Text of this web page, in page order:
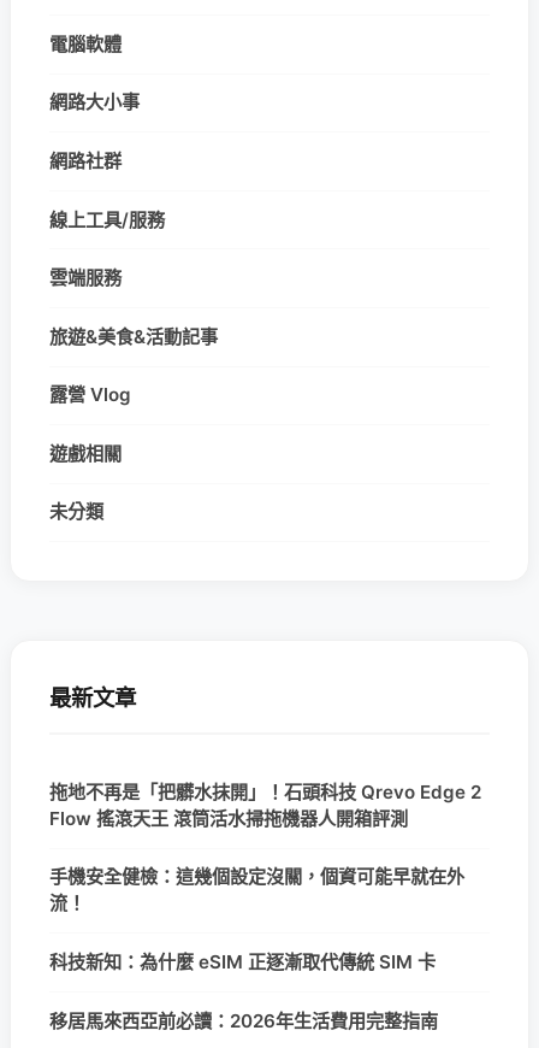
電腦軟體
網路大小事
網路社群
線上工具/服務
雲端服務
旅遊&美食&活動記事
露營 Vlog
遊戲相關
未分類
最新文章
拖地不再是「把髒水抹開」！石頭科技 Qrevo Edge 2
Flow 搖滾天王 滾筒活水掃拖機器人開箱評測
手機安全健檢：這幾個設定沒關，個資可能早就在外
流！
科技新知：為什麼 eSIM 正逐漸取代傳統 SIM 卡
移居馬來西亞前必讀：2026年生活費用完整指南